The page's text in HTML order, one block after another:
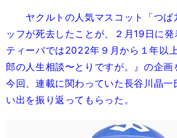
ヤクルトの人気マスコット「つば
ッフが死去したことが、２月19日に
ティーバでは2022年９月から１年以
郎の人生相談〜とりですが。』の企画
今回、連載に関わっていた長谷川晶一
い出を振り返ってもらった。